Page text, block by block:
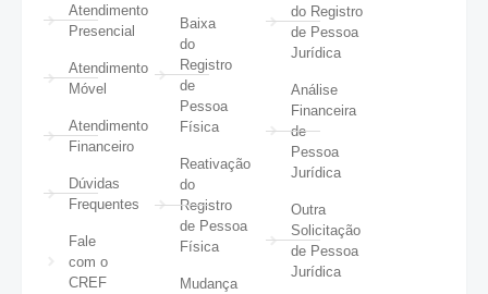
Atendimento
Presencial
Atendimento
Móvel
Atendimento
Financeiro
Dúvidas
Frequentes
Fale
com o
CREF
Baixa
do
Registro
de
Pessoa
Física
Reativação
do
Registro
de Pessoa
Física
Mudança
do Registro
de Pessoa
Jurídica
Análise
Financeira
de
Pessoa
Jurídica
Outra
Solicitação
de Pessoa
Jurídica